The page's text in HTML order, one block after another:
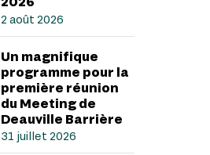
2 août 2026
Un magnifique
programme pour la
première réunion
du Meeting de
Deauville Barrière
31 juillet 2026